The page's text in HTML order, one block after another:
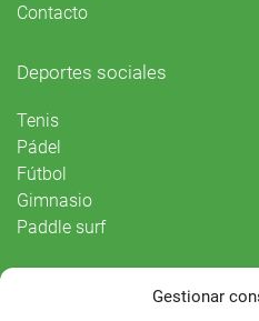
Gestionar
Contacto
Deportes sociales
Tenis
Pádel
Fútbol
Gimnasio
Paddle surf